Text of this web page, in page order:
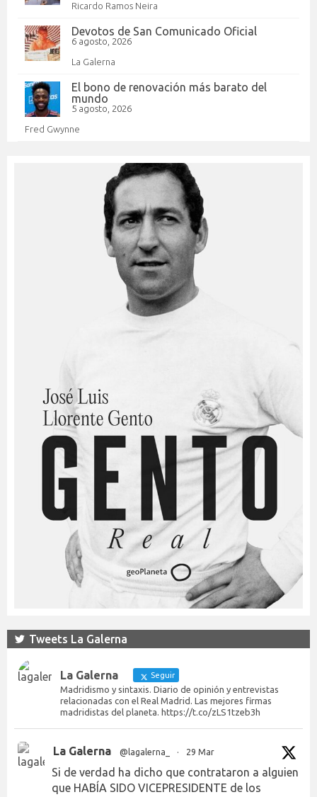
Ricardo Ramos Neira
Devotos de San Comunicado Oficial
6 agosto, 2026
La Galerna
El bono de renovación más barato del
mundo
5 agosto, 2026
Fred Gwynne
Tweets La Galerna
La Galerna Seguir
Madridismo y sintaxis. Diario de opinión y entrevistas
relacionadas con el Real Madrid. Las mejores firmas
madridistas del planeta. https://t.co/zLS1tzeb3h
La Galerna @lagalerna_ · 29 Mar
Si de verdad ha dicho que contrataron a alguien
que HABÍA SIDO VICEPRESIDENTE de los